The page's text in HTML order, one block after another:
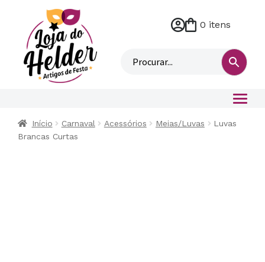
M
n
0 itens
Início Carnaval Acessórios Meias/Luvas
Luvas
Brancas Curtas